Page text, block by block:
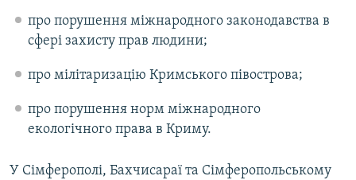
про порушення міжнародного законодавства в
сфері захисту прав людини;
про мілітаризацію Кримського півострова;
про порушення норм міжнародного
екологічного права в Криму.
У Сімферополі, Бахчисараї та Сімферопольському